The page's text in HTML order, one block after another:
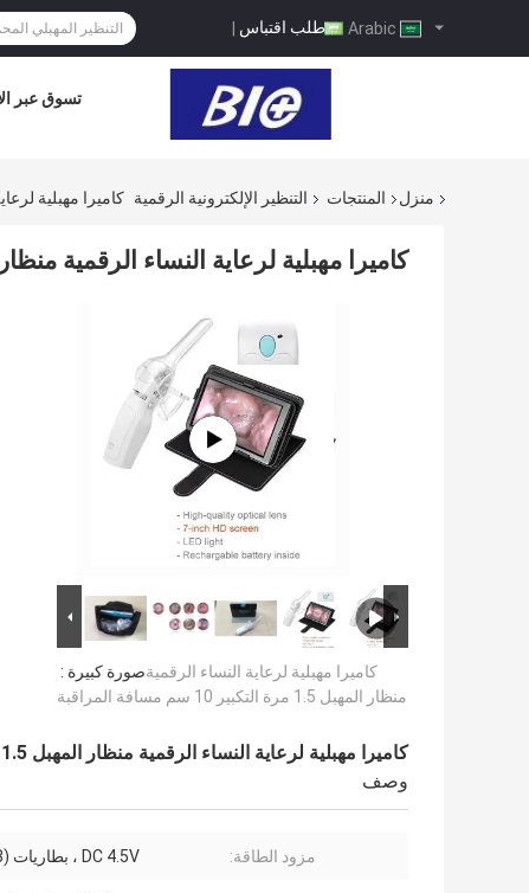
طلب اقتباس |
تسوق عبر
منزل المنتجات التنظير الإلكترونية الرقمية كاميرا مهبلية لرعاية النساء
كاميرا مهبلية لرعاية النساء الرقمية منظار المهبل 1.5 مرة التكبير 10 سم
صورة كبيرة :كاميرا مهبلية لرعاية النساء الرقمية
منظار المهبل 1.5 مرة التكبير 10 سم مسافة المراقبة
كاميرا مهبلية لرعاية النساء الرقمية منظار المهبل 1.5 مرة التكبير 10 سم مسافة المراقبة
وصف
مزود الطاقة: DC 4.5V ، بطاريات AAA (× 3)